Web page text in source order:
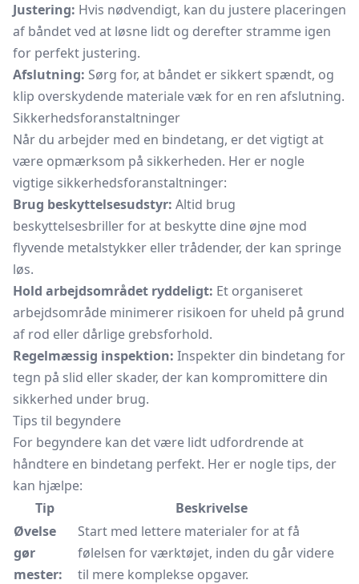
Justering: Hvis nødvendigt, kan du justere placeringen
af båndet ved at løsne lidt og derefter stramme igen
for perfekt justering.
Afslutning: Sørg for, at båndet er sikkert spændt, og
klip overskydende materiale væk for en ren afslutning.
Sikkerhedsforanstaltninger
Når du arbejder med en bindetang, er det vigtigt at
være opmærksom på sikkerheden. Her er nogle
vigtige sikkerhedsforanstaltninger:
Brug beskyttelsesudstyr: Altid brug
beskyttelsesbrillerfor at beskytte dine øjne mod
flyvende metalstykker eller trådender, der kan springe
løs.
Hold arbejdsområdet ryddeligt: Et organiseret
arbejdsområde minimerer risikoen for uheld på grund
af rod eller dårlige grebsforhold.
Regelmæssig inspektion: Inspekter din bindetang for
tegn på slid eller skader, der kan kompromittere din
sikkerhed under brug.
Tips til begyndere
For begyndere kan det være lidt udfordrende at
håndtere en bindetang perfekt. Her er nogle tips, der
kan hjælpe:
Tip
Beskrivelse
Øvelse
gør
mester:
Start med lettere materialer for at få
følelsen for værktøjet, inden du går videre
til mere komplekse opgaver.